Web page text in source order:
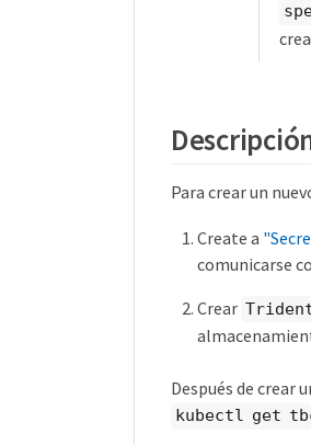
Para crear un
Create a
comunicarse
Crear
Después de crear
kubectl get